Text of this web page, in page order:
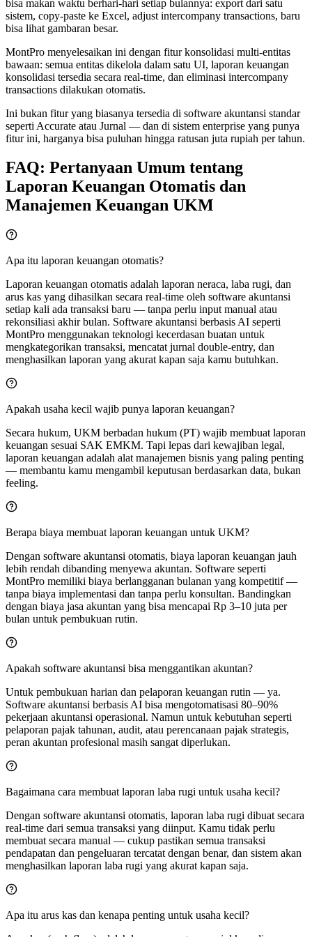
bisa makan waktu berhari-hari setiap bulannya: export dari satu
sistem, copy-paste ke Excel, adjust intercompany transactions, baru
bisa lihat gambaran besar.
MontPro menyelesaikan ini dengan fitur konsolidasi multi-entitas
bawaan: semua entitas dikelola dalam satu UI, laporan keuangan
konsolidasi tersedia secara real-time, dan eliminasi intercompany
transactions dilakukan otomatis.
Ini bukan fitur yang biasanya tersedia di software akuntansi standar
seperti Accurate atau Jurnal — dan di sistem enterprise yang punya
fitur ini, harganya bisa puluhan hingga ratusan juta rupiah per tahun.
FAQ: Pertanyaan Umum tentang
Laporan Keuangan Otomatis dan
Manajemen Keuangan UKM
Apa itu laporan keuangan otomatis?
Laporan keuangan otomatis adalah laporan neraca, laba rugi, dan
arus kas yang dihasilkan secara real-time oleh software akuntansi
setiap kali ada transaksi baru — tanpa perlu input manual atau
rekonsiliasi akhir bulan. Software akuntansi berbasis AI seperti
MontPro menggunakan teknologi kecerdasan buatan untuk
mengkategorikan transaksi, mencatat jurnal double-entry, dan
menghasilkan laporan yang akurat kapan saja kamu butuhkan.
Apakah usaha kecil wajib punya laporan keuangan?
Secara hukum, UKM berbadan hukum (PT) wajib membuat laporan
keuangan sesuai SAK EMKM. Tapi lepas dari kewajiban legal,
laporan keuangan adalah alat manajemen bisnis yang paling penting
— membantu kamu mengambil keputusan berdasarkan data, bukan
feeling.
Berapa biaya membuat laporan keuangan untuk UKM?
Dengan software akuntansi otomatis, biaya laporan keuangan jauh
lebih rendah dibanding menyewa akuntan. Software seperti
MontPro memiliki biaya berlangganan bulanan yang kompetitif —
tanpa biaya implementasi dan tanpa perlu konsultan. Bandingkan
dengan biaya jasa akuntan yang bisa mencapai Rp 3–10 juta per
bulan untuk pembukuan rutin.
Apakah software akuntansi bisa menggantikan akuntan?
Untuk pembukuan harian dan pelaporan keuangan rutin — ya.
Software akuntansi berbasis AI bisa mengotomatisasi 80–90%
pekerjaan akuntansi operasional. Namun untuk kebutuhan seperti
pelaporan pajak tahunan, audit, atau perencanaan pajak strategis,
peran akuntan profesional masih sangat diperlukan.
Bagaimana cara membuat laporan laba rugi untuk usaha kecil?
Dengan software akuntansi otomatis, laporan laba rugi dibuat secara
real-time dari semua transaksi yang diinput. Kamu tidak perlu
membuat secara manual — cukup pastikan semua transaksi
pendapatan dan pengeluaran tercatat dengan benar, dan sistem akan
menghasilkan laporan laba rugi yang akurat kapan saja.
Apa itu arus kas dan kenapa penting untuk usaha kecil?